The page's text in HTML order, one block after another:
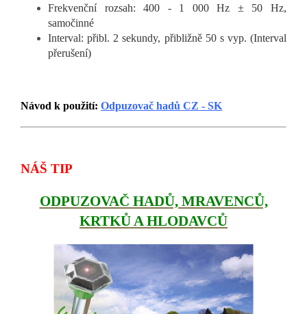
Frekvenční rozsah: 400 - 1 000 Hz ± 50 Hz,
samočinné
Interval: přibl. 2 sekundy, přibližně 50 s vyp. (Interval
přerušení)
Návod k použití: Odpuzovač hadů CZ - SK
NÁŠ TIP
ODPUZOVAČ HADŮ, MRAVENCŮ,
KRTKŮ A HLODAVCŮ